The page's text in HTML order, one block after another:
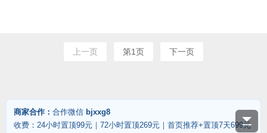
上一页 第1页 下一页
商家合作： 合作微信 bjxxg8
收费：24小时置顶99元｜72小时置顶269元｜首页推荐+置顶7天699元